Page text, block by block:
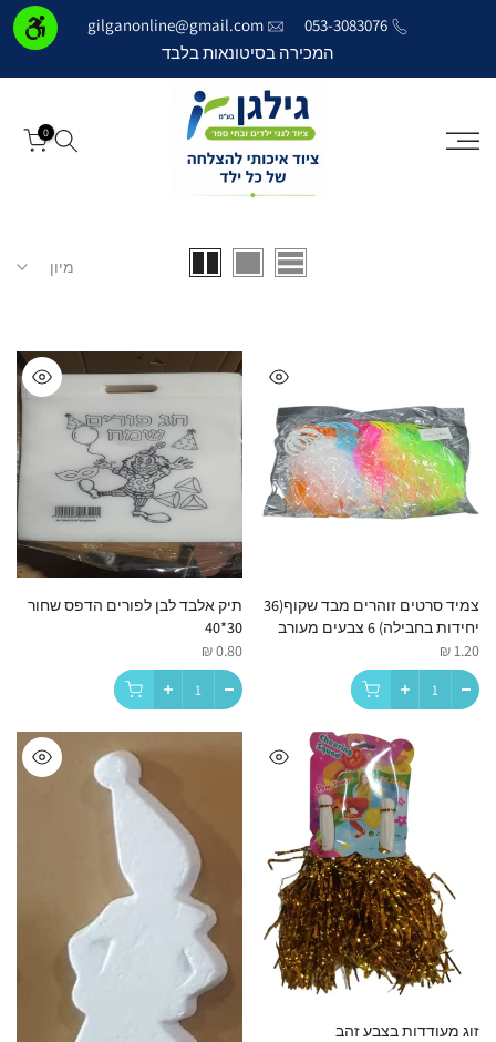
053-3083076
gilganonline@gmail.com
המכירה בסיטונאות בלבד
0
מיון
צמיד סרטים זוהרים מבד שקוף(36
יחידות בחבילה) 6 צבעים מעורב
1.20 ₪
תיק אלבד לבן לפורים הדפס שחור
30*40
0.80 ₪
זוג מעודדות בצבע זהב